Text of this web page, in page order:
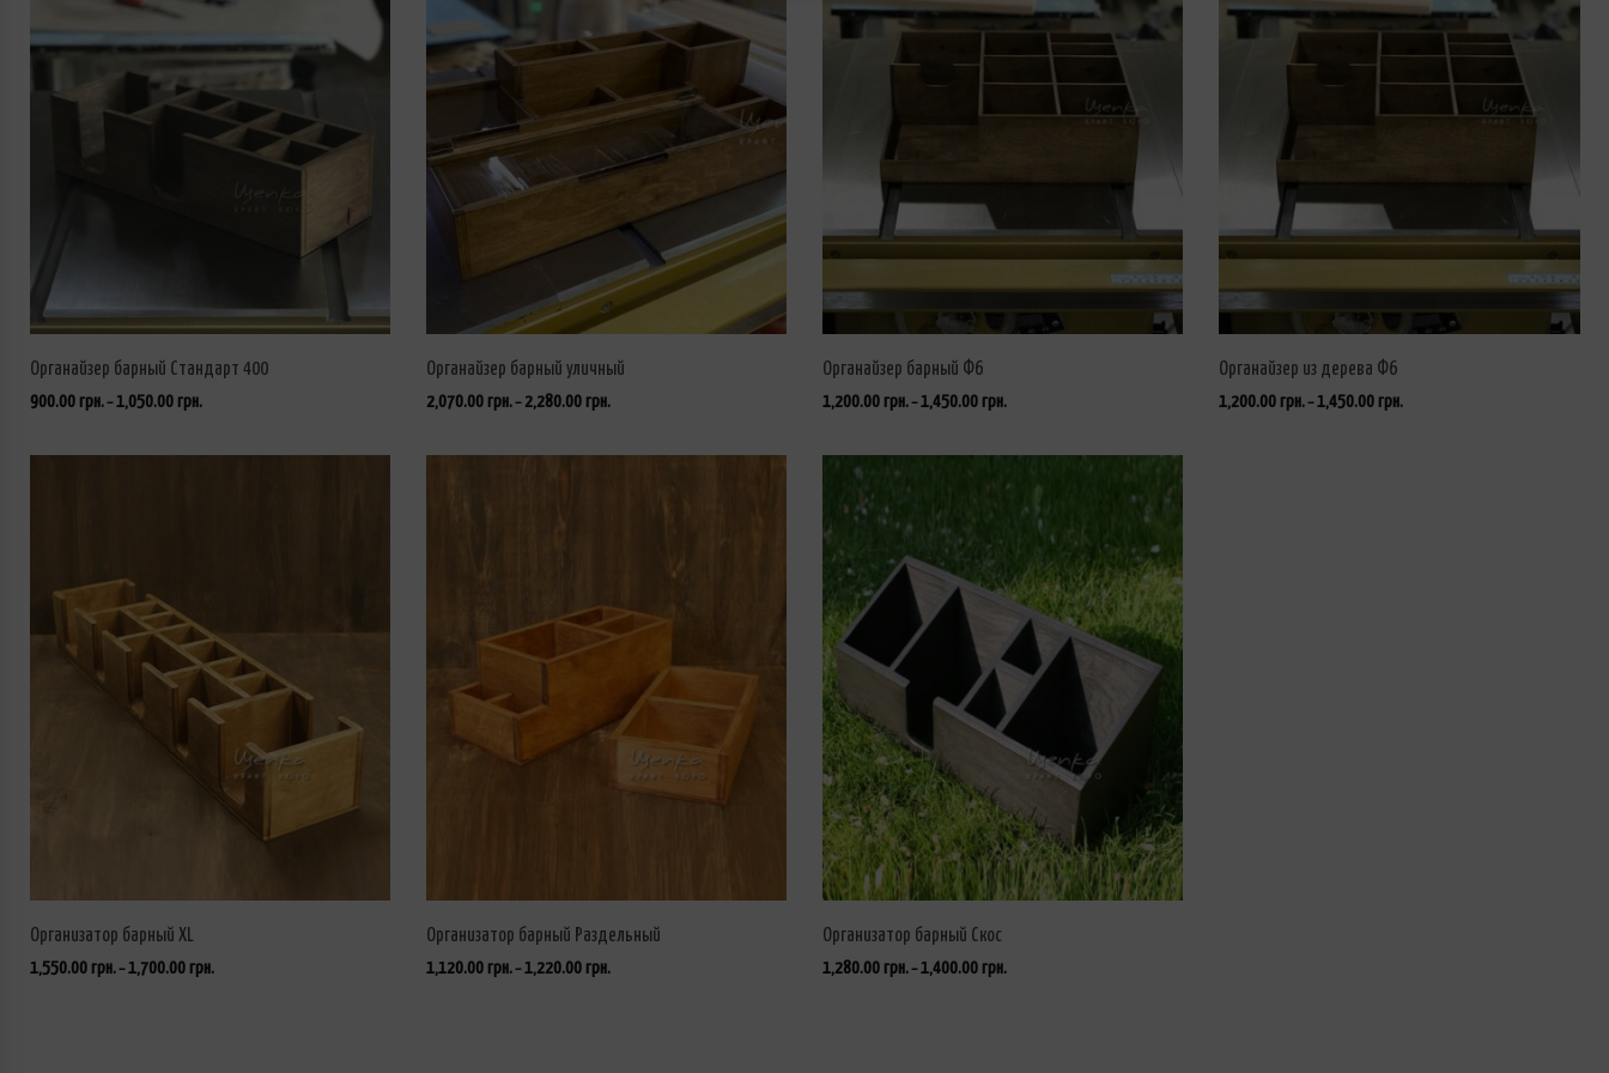
Органaйзер барный Стандарт 400
900.00 грн.–1,050.00 грн.
Органайзер барный уличный
2,070.00 грн.– 2,280.00 грн.
Органайзер барный Ф6
1,200.00 грн.–1,450.00 грн.
Органайзер из дерева Ф6
1,200.00 грн.–1,450.00 грн.
Организатор барный XL
1,550.00 грн.–1,700.00 грн.
Организатор барный Раздельный
1,120.00 грн.–1,220.00 грн.
Организатор барный Скос
1,280.00 грн.–1,400.00 грн.